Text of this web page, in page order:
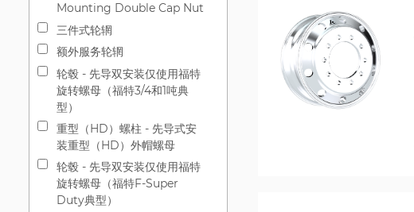
Mounting Double Cap Nut
三件式轮辋
额外服务轮辋
轮毂 - 先导双安装仅使用福特
旋转螺母（福特3/4和1吨典
型）
重型（HD）螺柱 - 先导式安
装重型（HD）外帽螺母
轮毂 - 先导双安装仅使用福特
旋转螺母（福特F-Super
Duty典型）